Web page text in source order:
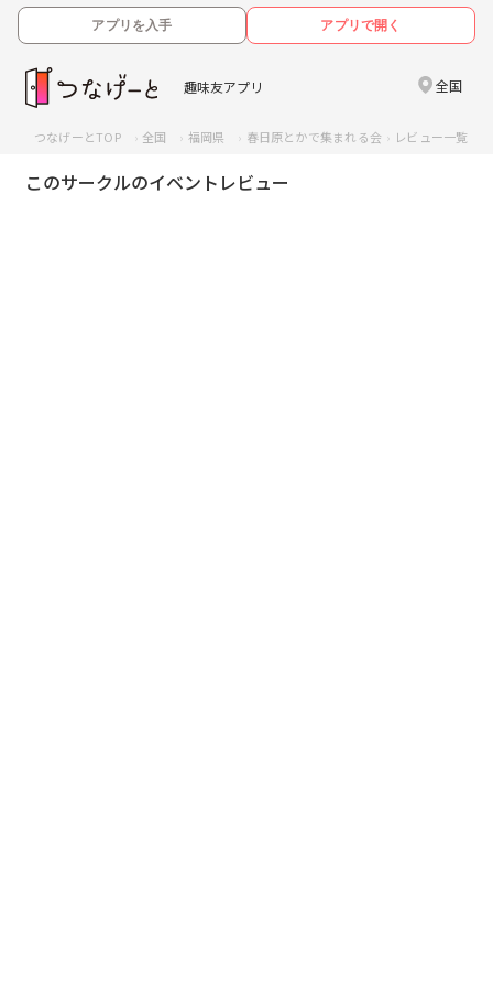
アプリを入手 アプリで開く
趣味友アプリ 全国
つなげーとTOP 全国 福岡県 春日原とかで集まれる会 レビュー一覧
このサークルのイベントレビュー